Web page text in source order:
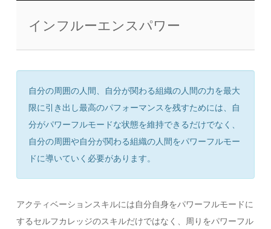
インフルーエンスパワー
自分の周囲の人間、自分が関わる組織の人間の力を最大
限に引き出し最高のパフォーマンスを残すためには、自
分がパワーフルモードな状態を維持できるだけでなく、
自分の周囲や自分が関わる組織の人間をパワーフルモー
ドに導いていく必要があります。
アクティベーションスキルには自分自身をパワーフルモードに
するセルフカレッジのスキルだけではなく、周りをパワーフル